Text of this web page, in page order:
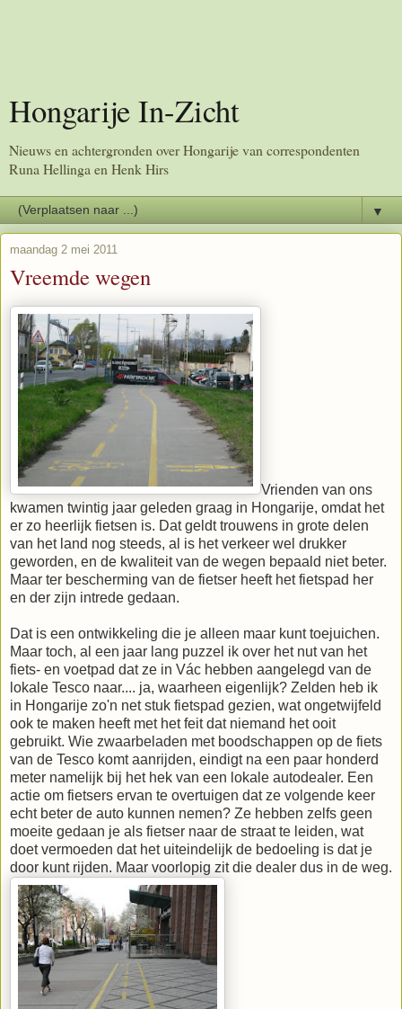
Hongarije In-Zicht
Nieuws en achtergronden over Hongarije van correspondenten
Runa Hellinga en Henk Hirs
▼
maandag 2 mei 2011
Vreemde wegen
Vrienden van ons
kwamen twintig jaar geleden graag in Hongarije, omdat het
er zo heerlijk fietsen is. Dat geldt trouwens in grote delen
van het land nog steeds, al is het verkeer wel drukker
geworden, en de kwaliteit van de wegen bepaald niet beter.
Maar ter bescherming van de fietser heeft het fietspad her
en der zijn intrede gedaan.
Dat is een ontwikkeling die je alleen maar kunt toejuichen.
Maar toch, al een jaar lang puzzel ik over het nut van het
fiets- en voetpad dat ze in Vác hebben aangelegd van de
lokale Tesco naar.... ja, waarheen eigenlijk? Zelden heb ik
in Hongarije zo'n net stuk fietspad gezien, wat ongetwijfeld
ook te maken heeft met het feit dat niemand het ooit
gebruikt. Wie zwaarbeladen met boodschappen op de fiets
van de Tesco komt aanrijden, eindigt na een paar honderd
meter namelijk bij het hek van een lokale autodealer. Een
actie om fietsers ervan te overtuigen dat ze volgende keer
echt beter de auto kunnen nemen? Ze hebben zelfs geen
moeite gedaan je als fietser naar de straat te leiden, wat
doet vermoeden dat het uiteindelijk de bedoeling is dat je
door kunt rijden. Maar voorlopig zit die dealer dus in de weg.